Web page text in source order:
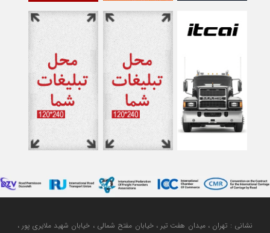
نشانی : تهران ، میدان هفت تیر ، خیابان مفتح شمالی ، خیابان شهید ملایری پور ،